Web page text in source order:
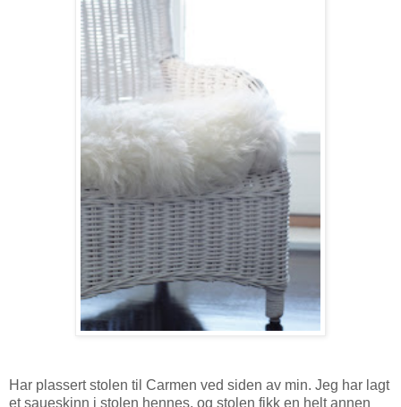
Har plassert stolen til Carmen ved siden av min. Jeg har lagt
et saueskinn i stolen hennes, og stolen fikk en helt annen